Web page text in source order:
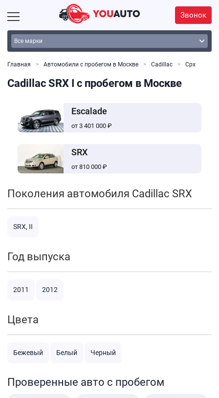
Звонок
Главная Автомобили с пробегом в Москве Cadillac Срх
Cadillac SRX I с пробегом в Москве
Escalade
от 3 401 000 ₽
SRX
от 810 000 ₽
Поколения автомобиля Cadillac SRX
SRX, II
Год выпуска
2011 2012
Цвета
Бежевый Белый Черный
Проверенные авто с пробегом